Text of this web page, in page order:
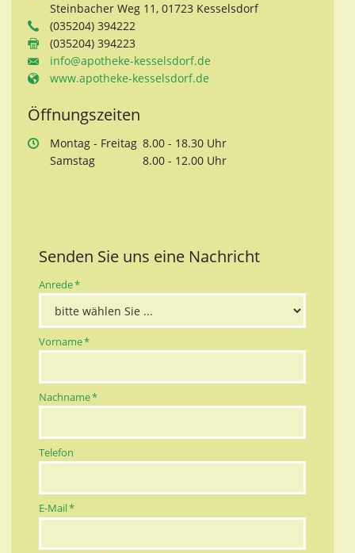
Steinbacher Weg 11, 01723 Kesselsdorf
(035204) 394222
(035204) 394223
info@apotheke-kesselsdorf.de
www.apotheke-kesselsdorf.de
Öffnungszeiten
Montag - Freitag 8.00 - 18.30 Uhr
Samstag 8.00 - 12.00 Uhr
Senden Sie uns eine Nachricht
Pflichtfeld
Anrede*
Pflichtfeld
Vorname*
Pflichtfeld
Nachname*
Telefon
Pflichtfeld
E-Mail*